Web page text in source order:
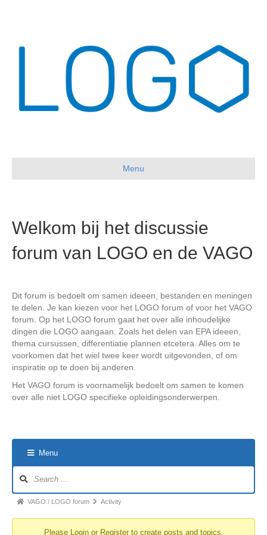
Menu
Welkom bij het discussie
forum van LOGO en de VAGO
Dit forum is bedoelt om samen ideeen, bestanden en meningen
te delen. Je kan kiezen voor het LOGO forum of voor het VAGO
forum. Op het LOGO forum gaat het over alle inhoudelijke
dingen die LOGO aangaan. Zoals het delen van EPA ideeen,
thema cursussen, differentiatie plannen etcetera. Alles om te
voorkomen dat het wiel twee keer wordt uitgevonden, of om
inspiratie op te doen bij anderen.
Het VAGO forum is voornamelijk bedoelt om samen te komen
over alle niet LOGO specifieke opleidingsonderwerpen.
Menu
Navigation
ForumVAGO / LOGO forum Activity
Please Loginor Registerto create posts and topics.